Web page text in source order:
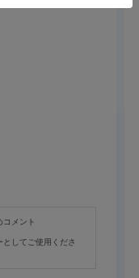
コメント
としてご使用くださ